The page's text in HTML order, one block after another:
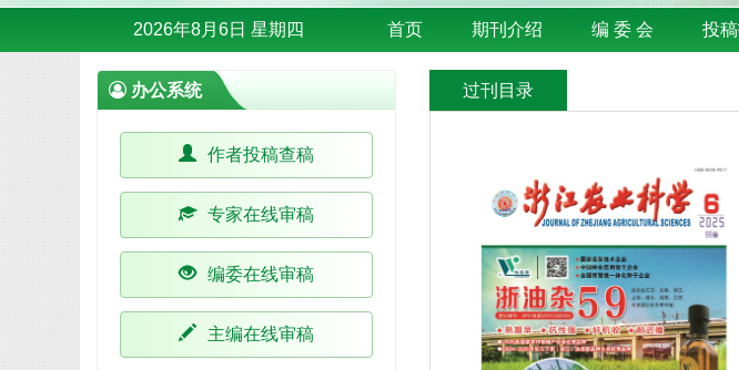
2026年8月6日 星期四 首页 期刊介绍 编 委 会 投
过刊目录
办公系统
作者投稿查稿
专家在线审稿
编委在线审稿
主编在线审稿